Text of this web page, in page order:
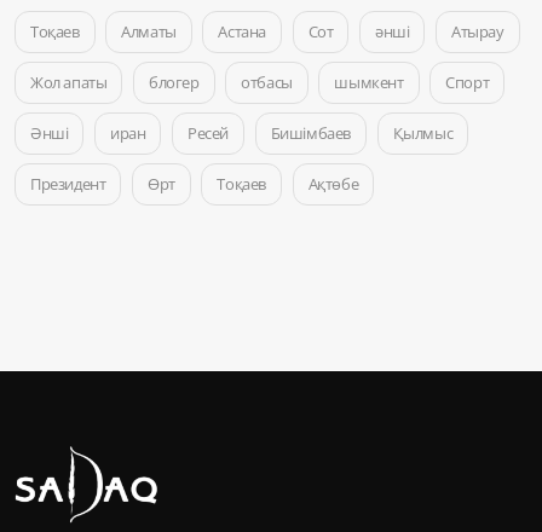
Тоқаев Алматы Астана Сот әнші Атырау
Жол апаты блогер отбасы шымкент Спорт
Әнші иран Ресей Бишімбаев Қылмыс
Президент Өрт Тоқаев Ақтөбе